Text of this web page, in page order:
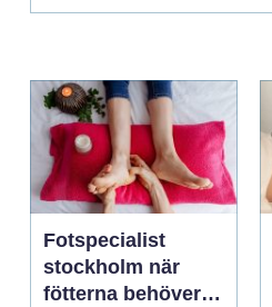
Fotspecialist
stockholm när
fötterna behöver